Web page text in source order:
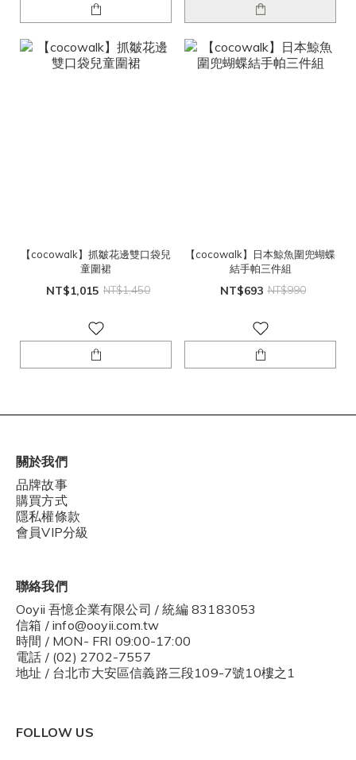
【cocowalk】抓皺花邊雙口袋兒
童圍裙
NT$1,015 NT$1,450
【cocowalk】日本鯨魚圍兜蝴蝶
結手帕三件組
NT$693 NT$990
關於我們
品牌故事
購買方式
隱私權條款
會員VIP分級
聯絡我們
Ooyii 吾憶企業有限公司 / 統編 83183053
信箱 / info@ooyii.com.tw
時間 / MON- FRI 09:00-17:00
電話 / (02) 2702-7557
地址 / 台北市大安區信義路三段109-7號10樓之1
FOLLOW US